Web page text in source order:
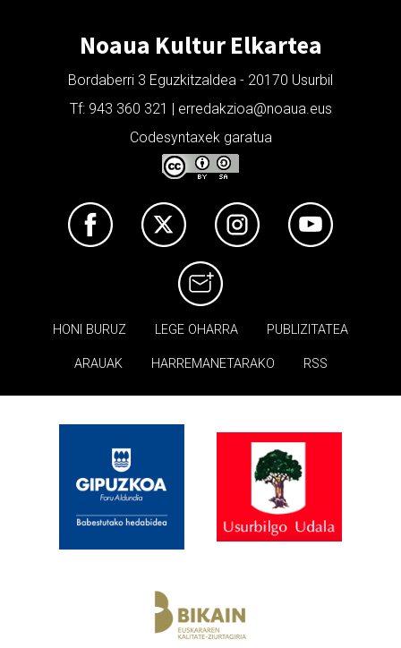
Noaua Kultur Elkartea
Bordaberri 3 Eguzkitzaldea - 20170 Usurbil
Tf: 943 360 321 | erredakzioa@noaua.eus
Codesyntaxek garatua
HONI BURUZ LEGE OHARRA PUBLIZITATEA
ARAUAK HARREMANETARAKO RSS